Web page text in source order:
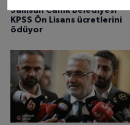
Samsun Canik Belediyesi
KPSS Ön Lisans ücretlerini
ödüyor